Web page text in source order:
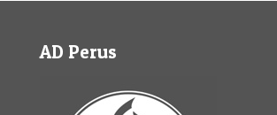
AD Perus